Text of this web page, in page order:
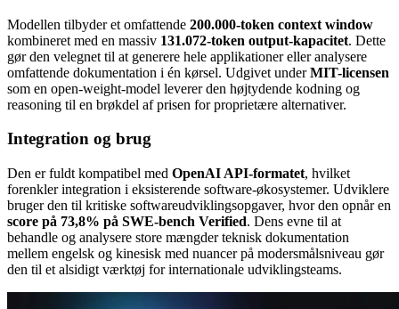
Modellen tilbyder et omfattende 200.000-token context window
kombineret med en massiv 131.072-token output-kapacitet. Dette
gør den velegnet til at generere hele applikationer eller analysere
omfattende dokumentation i én kørsel. Udgivet underMIT-licensen
som en open-weight-model leverer den højtydende kodning og
reasoning til en brøkdel af prisen for proprietære alternativer.
Integration og brug
Den er fuldt kompatibel med OpenAI API-formatet, hvilket
forenkler integration i eksisterende software-økosystemer. Udviklere
bruger den til kritiske softwareudviklingsopgaver, hvor den opnår en
score på 73,8% på SWE-bench Verified. Dens evne til at
behandle og analysere store mængder teknisk dokumentation
mellem engelsk og kinesisk med nuancer på modersmålsniveau gør
den til et alsidigt værktøj for internationale udviklingsteams.